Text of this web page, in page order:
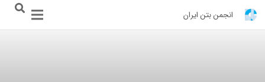
انجمن بتن ایران